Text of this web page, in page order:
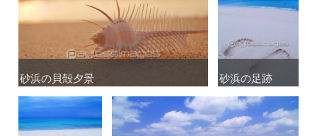
砂浜の貝殻夕景
砂浜の貝殻夕景 砂浜の足跡
砂浜の足跡